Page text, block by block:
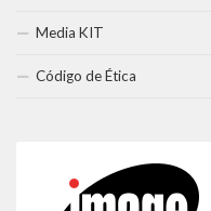
Media KIT
Código de Ética